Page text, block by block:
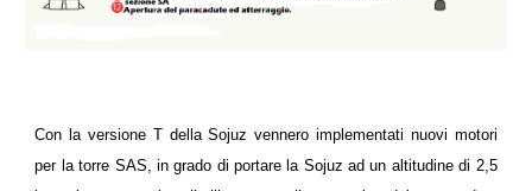
Con la versione T della Sojuz vennero implementati nuovi motori
per la torre SAS, in grado di portare la Sojuz ad un altitudine di 2,5